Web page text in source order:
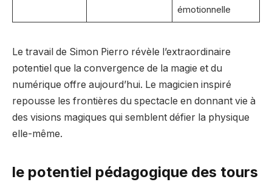
émotionnelle
Le travail de Simon Pierro révèle l’extraordinaire
potentiel que la convergence de la magie et du
numérique offre aujourd’hui. Le magicien inspiré
repousse les frontières du spectacle en donnant vie à
des visions magiques qui semblent défier la physique
elle-même.
le potentiel pédagogique des tours